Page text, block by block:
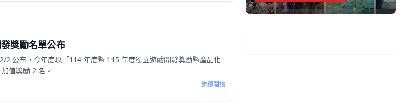
獎勵名單公布
2 公布，今年度以「114 年度暨 115 年度獨立遊戲開發獎勵暨產品化
值獎勵 2 名。
繼續閱讀